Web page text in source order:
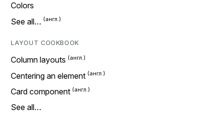
Colors
See all…
LAYOUT COOKBOOK
Column layouts
Centering an element
Card component
See all…